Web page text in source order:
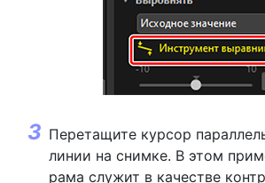
Перетащите курсор
линии на снимке. В этом
рама служит в качестве